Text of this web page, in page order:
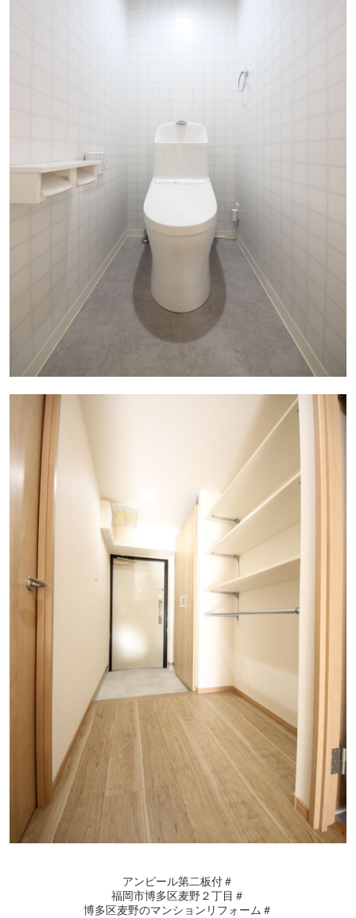
アンピール第二板付＃
福岡市博多区麦野２丁目＃
博多区麦野のマンションリフォーム＃